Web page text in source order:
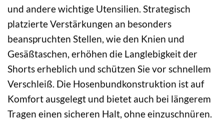
und andere wichtige Utensilien. Strategisch
platzierte Verstärkungen an besonders
beanspruchten Stellen, wie den Knien und
Gesäßtaschen, erhöhen die Langlebigkeit der
Shorts erheblich und schützen Sie vor schnellem
Verschleiß. Die Hosenbundkonstruktion ist auf
Komfort ausgelegt und bietet auch bei längerem
Tragen einen sicheren Halt, ohne einzuschnüren.